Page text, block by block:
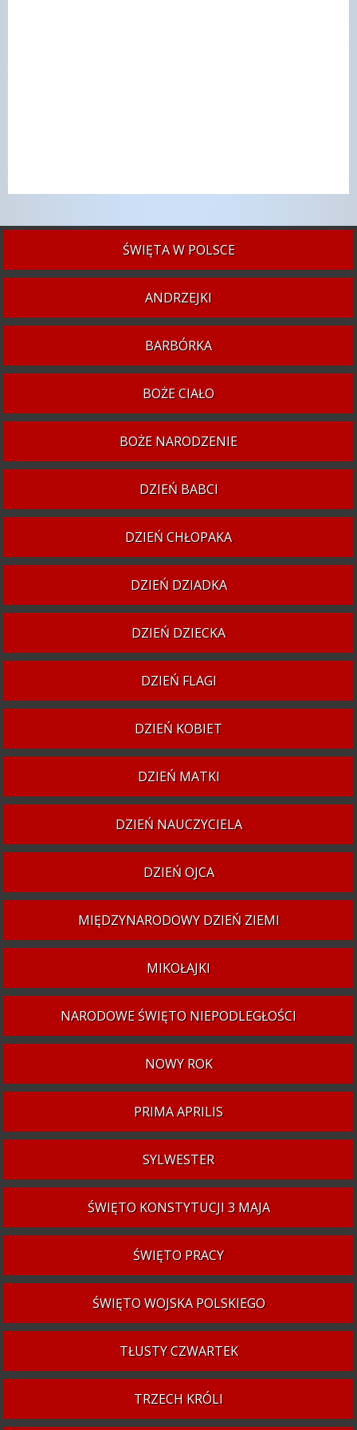
ŚWIĘTA W POLSCE
ANDRZEJKI
BARBÓRKA
BOŻE CIAŁO
BOŻE NARODZENIE
DZIEŃ BABCI
DZIEŃ CHŁOPAKA
DZIEŃ DZIADKA
DZIEŃ DZIECKA
DZIEŃ FLAGI
DZIEŃ KOBIET
DZIEŃ MATKI
DZIEŃ NAUCZYCIELA
DZIEŃ OJCA
MIĘDZYNARODOWY DZIEŃ ZIEMI
MIKOŁAJKI
NARODOWE ŚWIĘTO NIEPODLEGŁOŚCI
NOWY ROK
PRIMA APRILIS
SYLWESTER
ŚWIĘTO KONSTYTUCJI 3 MAJA
ŚWIĘTO PRACY
ŚWIĘTO WOJSKA POLSKIEGO
TŁUSTY CZWARTEK
TRZECH KRÓLI